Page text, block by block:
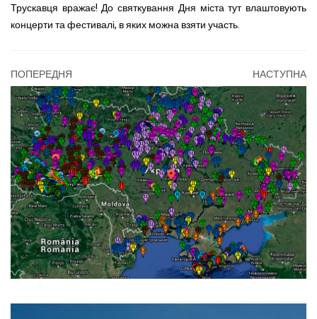
Трускавця вражає! До святкування Дня міста тут влаштовують
концерти та фестивалі, в яких можна взяти участь.
ПОПЕРЕДНЯ НАСТУПНА